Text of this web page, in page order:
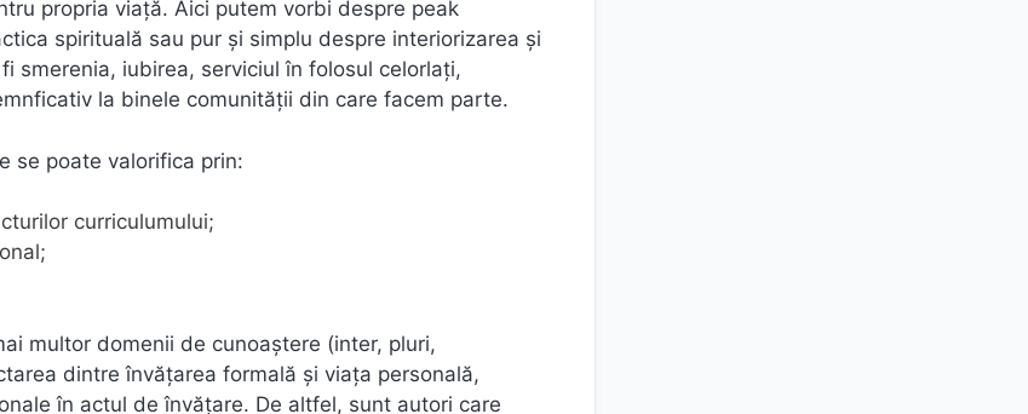
propria viaţă. Aici putem vorbi despre peak
spirituală sau pur și simplu despre interiorizarea și
smerenia, iubirea, serviciul în folosul celorlați,
la binele comunității din care facem parte.
se poate valorifica prin:
curriculumului;
multor domenii de cunoaştere (inter, pluri,
dintre învăţarea formală şi viaţa personală,
în actul de învăţare. De altfel, sunt autori care